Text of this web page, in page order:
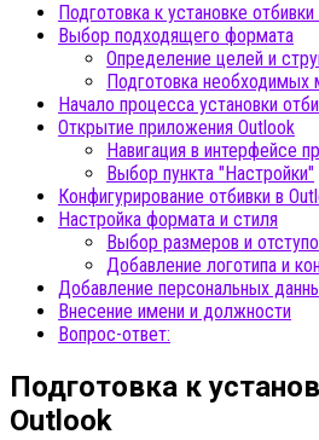
Подготовка к установке
Выбор подходящего формата
Определение целей и
Подготовка необходимых
Начало процесса установки
Открытие приложения Outlook
Навигация в интерфейсе
Выбор пункта "Настройки"
Конфигурирование отбивки в
Настройка формата и стиля
Выбор размеров и
Добавление логотипа и
Добавление персональных
Внесение имени и должности
Вопрос-ответ:
Подготовка к
Outlook